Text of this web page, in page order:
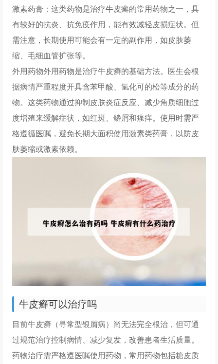
激素药膏：这类药物是治疗牛皮癣的常用药物之一，具
有较好的抗炎、抗免疫作用，能有效减轻皮损症状。但
需注意，长期使用可能会有一定的副作用，如皮肤萎
缩、毛细血管扩张等。
外用药物外用药物是治疗牛皮癣的基础方法。医生会根
据病情严重程度开具含苯甲酸、氢化可的松等成分的药
物。这类药物通过抑制皮肤炎症反应、减少角质细胞过
度增殖来缓解症状，如红斑、鳞屑和瘙痒。使用时需严
格遵循医嘱，避免长期大面积使用激素类药膏，以防皮
肤萎缩或激素依赖。
牛皮癣可以治疗吗
目前牛皮癣（寻常型银屑病）尚无法完全根治，但可通
过规范治疗控制病情、减少复发，改善患者生活质量。
药物治疗需严格遵医嘱使用药物，常用药物包括糖皮质